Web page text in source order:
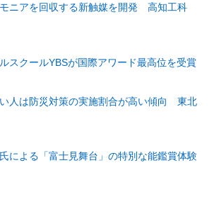
ニアを回収する新触媒を開発 高知工科
スクールYBSが国際アワード最高位を受賞
人は防災対策の実施割合が高い傾向 東北
による「富士見舞台」の特別な能鑑賞体験